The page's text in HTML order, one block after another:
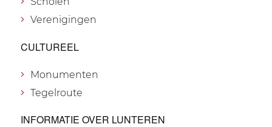
Verenigingen
CULTUREEL
Monumenten
Tegelroute
INFORMATIE OVER LUNTEREN